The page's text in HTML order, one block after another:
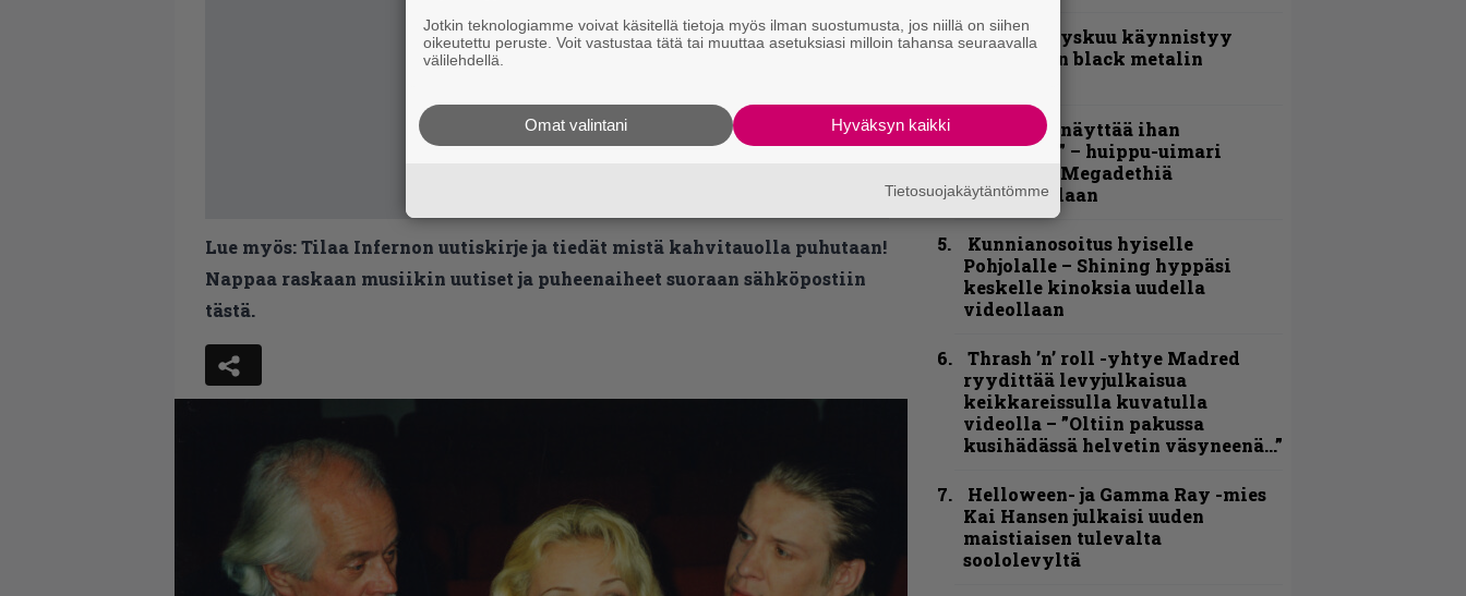
Lue myös:Tilaa Infernon uutiskirje ja tiedät mistä kahvitauolla puhutaan!
Nappaa raskaan musiikin uutiset ja puheenaiheet suoraan sähköpostiin
tästä.
Espoon syyskuu käynnistyy
kotimaisen black metalin
”Mitalini näyttää ihan
plektralta” – huippu-uimari
jamittelee Megadethiä
palkinnollaan
Kunnianosoitus hyiselle
Pohjolalle – Shining hyppäsi
keskelle kinoksia uudella
videollaan
Thrash ’n’ roll -yhtye Madred
ryydittää levyjulkaisua
keikkareissulla kuvatulla
videolla – ”Oltiin pakussa
kusihädässä helvetin väsyneenä…”
Helloween- ja Gamma Ray -mies
Kai Hansen julkaisi uuden
maistiaisen tulevalta
soololevyltä
Jotkin teknologiamme voivat käsitellä tietoja myös ilman suostumusta, jos niillä on siihen
oikeutettu peruste. Voit vastustaa tätä tai muuttaa asetuksiasi milloin tahansa seuraavalla
välilehdellä.
Hyväksyn kaikki
Omat valintani
Tietosuojakäytäntömme